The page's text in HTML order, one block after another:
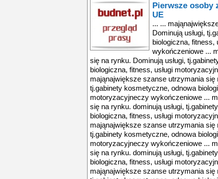
Pierwsze osoby
UE
... ...
Dominują usługi,
biologiczna, fitness,
wykończeniowe ...
się na rynku. Dominują usługi,
biologiczna, fitness, usługi
mająnajwiększe szanse utrzymania się
tj.gabinety kosmetyczne, odnowa
motoryzacyjneczy wykończeniowe ...
się na rynku. dominują usługi,
biologiczna, fitness, usługi
mająnajwiększe szanse utrzymania się
tj.gabinety kosmetyczne, odnowa
motoryzacyjneczy wykończeniowe ...
się na rynku. dominują usługi,
biologiczna, fitness, usługi
mająnajwiększe szanse utrzymania się